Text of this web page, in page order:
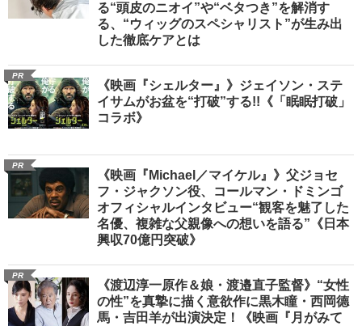
る“頭皮のニオイ”や“ベタつき”を解消す
る、“ウィッグのスペシャリスト”が生み出
した徹底ケアとは
PR
《映画『シェルター』》ジェイソン・ステ
イサムがお盆を“打破”する!!《「眠眠打破」
コラボ》
PR
《映画『Michael／マイケル』》父ジョセ
フ・ジャクソン役、コールマン・ドミンゴ
オフィシャルインタビュー“観客を魅了した
名優、複雑な父親像への想いを語る”《日本
興収70億円突破》
PR
《渡辺淳一原作＆娘・渡邉直子監督》“女性
の性”を真摯に描く意欲作に黒木瞳・西岡德
馬・吉田羊が出演決定！《映画『月がみて